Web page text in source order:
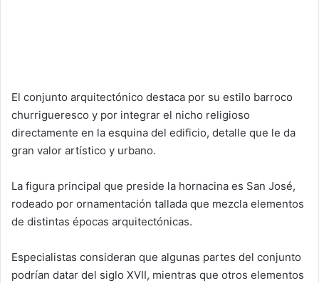
El conjunto arquitectónico destaca por su estilo barroco
churrigueresco y por integrar el nicho religioso
directamente en la esquina del edificio, detalle que le da
gran valor artístico y urbano.
La figura principal que preside la hornacina es San José,
rodeado por ornamentación tallada que mezcla elementos
de distintas épocas arquitectónicas.
Especialistas consideran que algunas partes del conjunto
podrían datar del siglo XVII, mientras que otros elementos